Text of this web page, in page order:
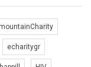
echaritygr